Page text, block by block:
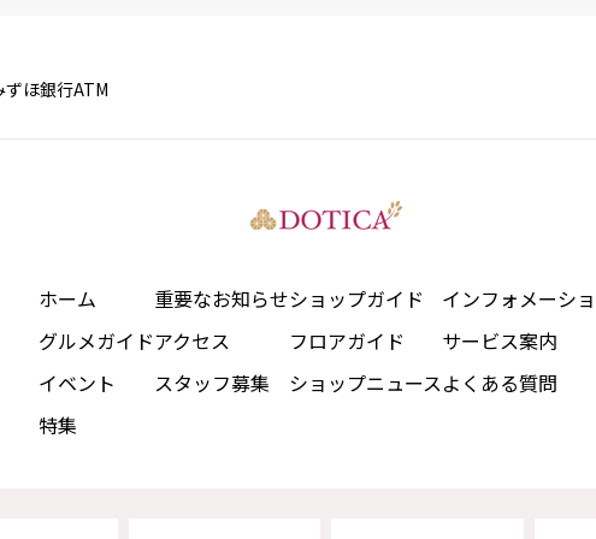
ずほ銀行ATM
ホーム
グルメガイド
イベント
特集
重要なお知らせ
アクセス
スタッフ募集
ショップガイド
フロアガイド
ショップニュース
インフォメーシ
サービス案内
よくある質問